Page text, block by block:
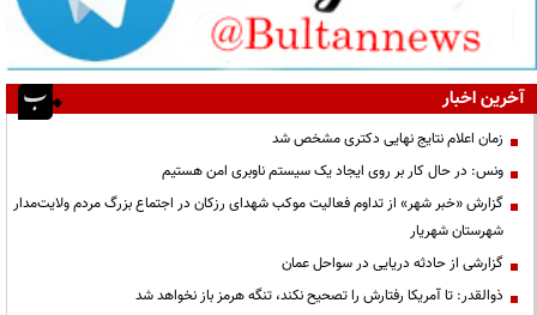
آخرین اخبار
زمان اعلام نتایج نهایی دکتری مشخص شد
ونس: در حال کار بر روی ایجاد یک سیستم ناوبری امن هستیم
گزارش «خبر شهر» از تداوم فعالیت موکب شهدای رزکان در اجتماع بزرگ مردم ولایت‌مدار
شهرستان شهریار
گزارشی از حادثه دریایی در سواحل عمان
ذوالقدر: تا آمریکا رفتارش را تصحیح نکند، تنگه هرمز باز نخواهد شد